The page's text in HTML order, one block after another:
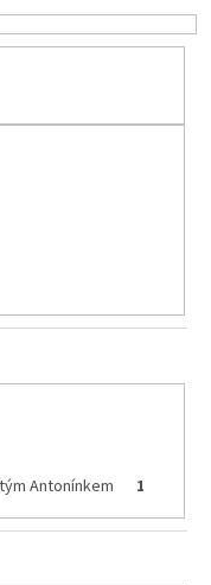
Antonínkem 1